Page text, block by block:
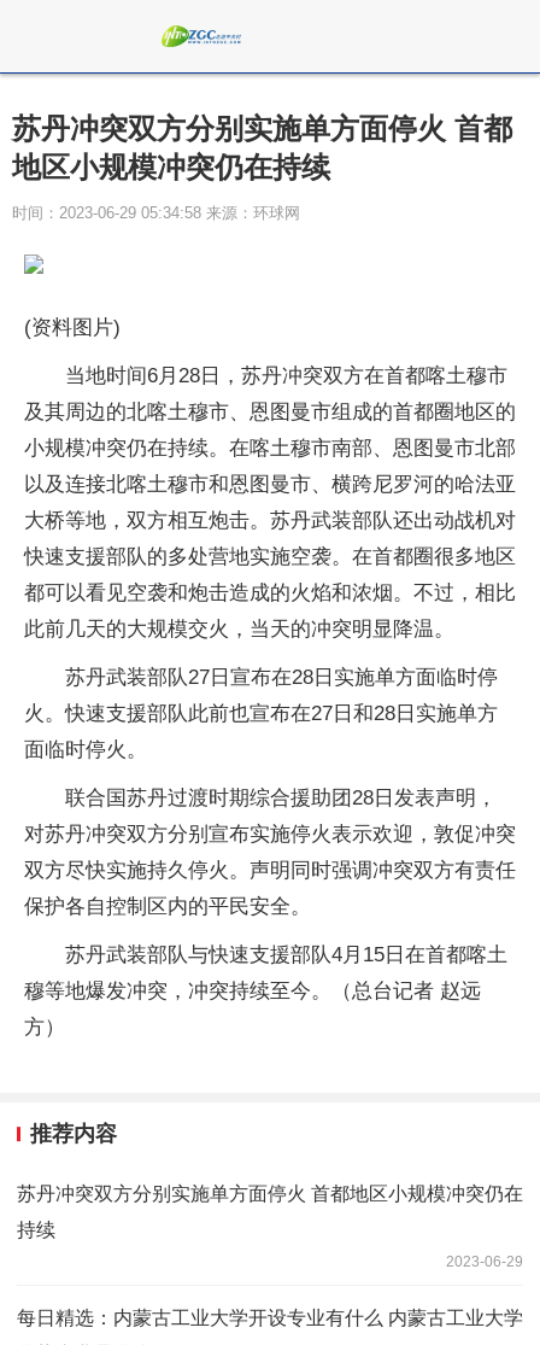
苏丹冲突双方分别实施单方面停火 首都
地区小规模冲突仍在持续
时间：2023-06-29 05:34:58 来源：环球网
(资料图片)
当地时间6月28日，苏丹冲突双方在首都喀土穆市
及其周边的北喀土穆市、恩图曼市组成的首都圈地区的
小规模冲突仍在持续。在喀土穆市南部、恩图曼市北部
以及连接北喀土穆市和恩图曼市、横跨尼罗河的哈法亚
大桥等地，双方相互炮击。苏丹武装部队还出动战机对
快速支援部队的多处营地实施空袭。在首都圈很多地区
都可以看见空袭和炮击造成的火焰和浓烟。不过，相比
此前几天的大规模交火，当天的冲突明显降温。
苏丹武装部队27日宣布在28日实施单方面临时停
火。快速支援部队此前也宣布在27日和28日实施单方
面临时停火。
联合国苏丹过渡时期综合援助团28日发表声明，
对苏丹冲突双方分别宣布实施停火表示欢迎，敦促冲突
双方尽快实施持久停火。声明同时强调冲突双方有责任
保护各自控制区内的平民安全。
苏丹武装部队与快速支援部队4月15日在首都喀土
穆等地爆发冲突，冲突持续至今。（总台记者 赵远
方）
推荐内容
苏丹冲突双方分别实施单方面停火 首都地区小规模冲突仍在
持续
2023-06-29
每日精选：内蒙古工业大学开设专业有什么 内蒙古工业大学